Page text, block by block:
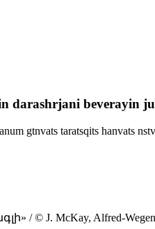
darashrjani beverayin
gtnvats taratsqits hanvats
/ © J. McKay, Alfred-